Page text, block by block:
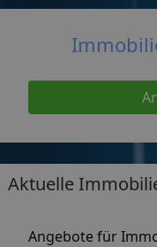
Aktuelle
Angebote für